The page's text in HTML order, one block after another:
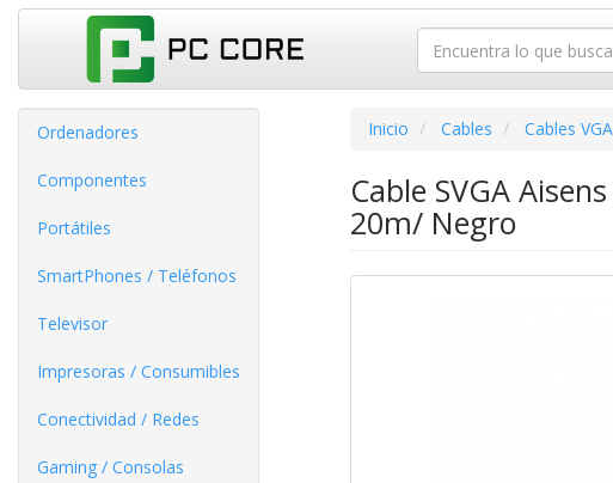
Ordenadores
Componentes
Portátiles
SmartPhones / Teléfonos
Televisor
Impresoras / Consumibles
Conectividad / Redes
Gaming / Consolas
Inicio Cables Cables
Cable SVGA
20m/ Negro